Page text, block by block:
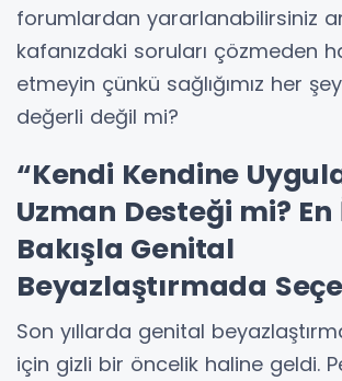
forumlardan yararlanabilirsiniz
kafanızdaki soruları çözmeden
etmeyin çünkü sağlığımız her
değerli değil mi?
“Kendi Kendine
Uzman Desteği mi? En
Bakışla Genital
Beyazlaştırmada
Son yıllarda genital
için gizli bir öncelik haline geldi.